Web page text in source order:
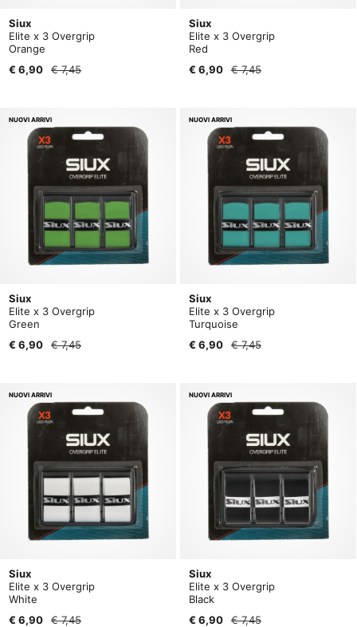
Siux
Elite x 3 Overgrip
Orange
€ 6,90
€ 7,45
Siux
Elite x 3 Overgrip
Red
€ 6,90
€ 7,45
NUOVI ARRIVI
Siux
Elite x 3 Overgrip
Green
€ 6,90
€ 7,45
NUOVI ARRIVI
Siux
Elite x 3 Overgrip
Turquoise
€ 6,90
€ 7,45
NUOVI ARRIVI
Siux
Elite x 3 Overgrip
White
€ 6,90
€ 7,45
NUOVI ARRIVI
Siux
Elite x 3 Overgrip
Black
€ 6,90
€ 7,45